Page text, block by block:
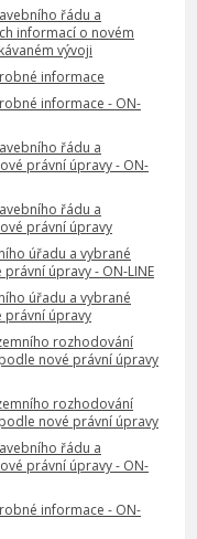
řádu a
informací o novém
vývoji
informace
informace - ON-
řádu a
právní úpravy - ON-
řádu a
právní úpravy
úřadu a vybrané
úpravy - ON-LINE
úřadu a vybrané
právní úpravy
rozhodování
nové právní úpravy
rozhodování
nové právní úpravy
řádu a
právní úpravy - ON-
informace - ON-